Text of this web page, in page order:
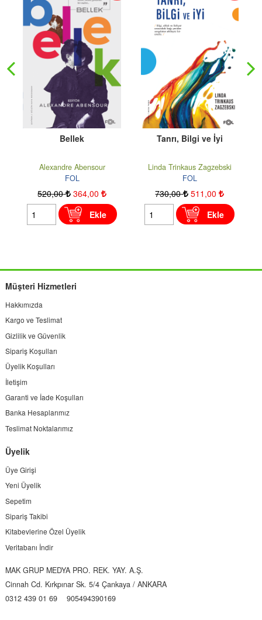
Tanrı, Bilgi ve İyi
Linda Trinkaus Zagzebski
FOL
730,00 511,00
Ekle
Osmanlı’nın Son Yılları
Alexander Lyon Macfie
FOL
755,00 528,50
Ekle
Müşteri Hizmetleri
Hakkımızda
Kargo ve Teslimat
Gizlilik ve Güvenlik
Sipariş Koşulları
Üyelik Koşulları
İletişim
Garanti ve İade Koşulları
Banka Hesaplarımız
Teslimat Noktalarımız
Üyelik
Üye Girişi
Yeni Üyelik
Sepetim
Sipariş Takibi
Kitabevlerine Özel Üyelik
Veritabanı İndir
MAK GRUP MEDYA PRO. REK. YAY. A.Ş.
Cinnah Cd. Kırkpınar Sk. 5/4 Çankaya / ANKARA
0312 439 01 69
905494390169